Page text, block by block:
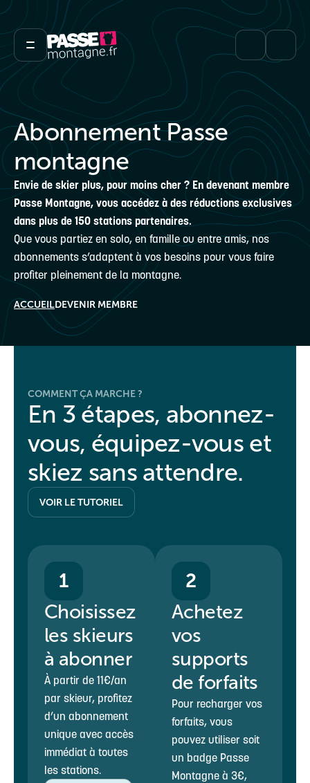
Abonnement Passe
montagne
Envie de skier plus, pour moins cher ? En devenant membre
Passe Montagne, vous accédez à des réductions exclusives
dans plus de 150 stations partenaires.
Que vous partiez en solo, en famille ou entre amis, nos
abonnements s’adaptent à vos besoins pour vous faire
profiter pleinement de la montagne.
ACCUEILDEVENIR MEMBRE
COMMENT ÇA MARCHE ?
En 3 étapes, abonnez-
vous, équipez-vous et
skiez sans attendre.
VOIR LE TUTORIEL
1
Choisissez
les skieurs
à abonner
À partir de 11€/an
par skieur, profitez
d’un abonnement
unique avec accès
immédiat à toutes
les stations.
2
Achetez
vos
supports
de forfaits
Pour recharger vos
forfaits, vous
pouvez utiliser soit
un badge Passe
Montagne à 3€,